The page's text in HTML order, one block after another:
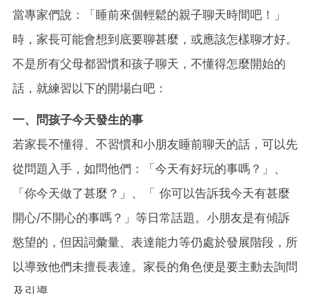
當專家們說：「睡前來個輕鬆的親子聊天時間吧！」
時，家長可能會想到底要聊甚麼，或應該怎樣聊才好。
不是所有父母都習慣和孩子聊天，不懂得怎麼開始的
話，就練習以下的開場白吧：
一、問孩子今天發生的事
若家長不懂得、不習慣和小朋友睡前聊天的話，可以先
從問題入手，如問他們：「今天有好玩的事嗎？」、
「你今天做了甚麼？」、「 你可以告訴我今天有甚麼
開心/不開心的事嗎？」等日常話題。 小朋友是有傾訴
慾望的，但因詞彙量、表達能力等仍處於發展階段，所
以導致他們未擅長表達。家長的角色便是要主動去詢問